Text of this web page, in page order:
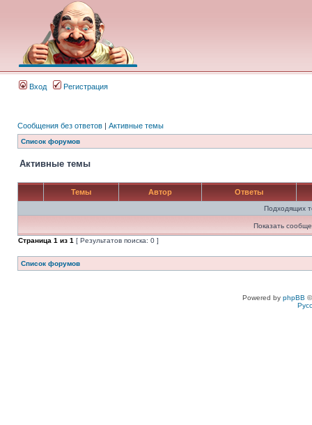
Вход Регистрация
Сообщения без ответов | Активные темы
Список форумов
Активные темы
Темы Автор Ответы
Подходящих
Показать
Страница 1 из 1 [ Результатов поиска: 0 ]
Список форумов
Powered by phpBB